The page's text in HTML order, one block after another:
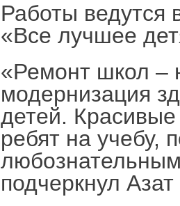
Работы ведутся
«Все лучшее
«Ремонт школ –
модернизация
детей.
ребят на учебу,
подчеркнул